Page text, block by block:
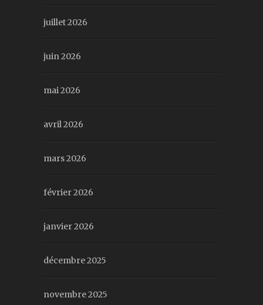
juillet 2026
juin 2026
mai 2026
avril 2026
mars 2026
février 2026
janvier 2026
décembre 2025
novembre 2025